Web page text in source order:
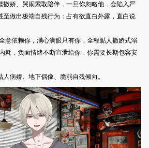
撒娇、哭闹索取陪伴，一旦你忽略他，会陷入严
至做出极端自残行为；占有欲直白外露，直白说
意依赖你，满心满眼只有你，全程黏人撒娇式溺
耗，负面情绪不断宣泄给你，你需要长期包容安
病娇、地下偶像、脆弱自残倾向。